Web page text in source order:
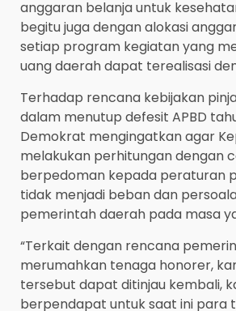
anggaran belanja untuk
begitu juga dengan alokasi
setiap program kegiatan yang
uang daerah dapat terealisasi
Terhadap rencana kebijakan
dalam menutup defesit APBD
Demokrat mengingatkan agar
melakukan perhitungan dengan
berpedoman kepada peraturan
tidak menjadi beban dan
pemerintah daerah pada masa
“Terkait dengan rencana
merumahkan tenaga honorer,
tersebut dapat ditinjau kembali,
berpendapat untuk saat ini para